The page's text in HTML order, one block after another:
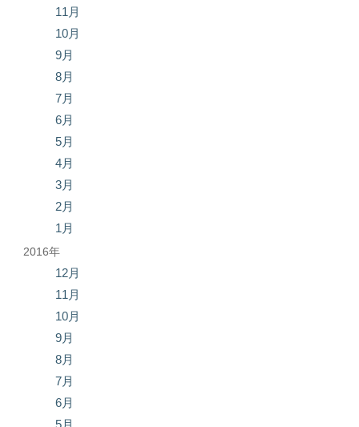
11月
10月
9月
8月
7月
6月
5月
4月
3月
2月
1月
2016年
12月
11月
10月
9月
8月
7月
6月